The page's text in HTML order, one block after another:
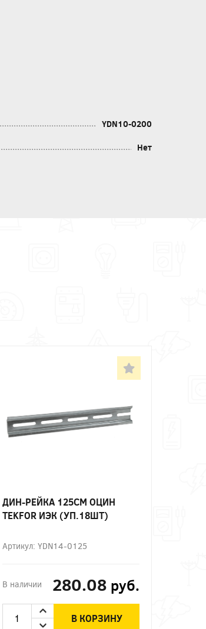
YDN10-0200
Нет
ДИН-РЕЙКА 125СМ ОЦИН
TEKFOR ИЭК (УП.18ШТ)
Артикул: YDN14-0125
В наличии 280.08 руб.
В КОРЗИНУ